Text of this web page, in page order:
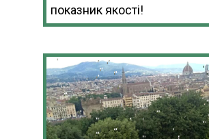
показник якості!